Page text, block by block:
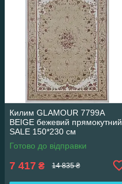
Килим GLAMOUR 7799A
BEIGE бежевий прямокутний
SALE 150*230 см
Готово до відправки
7 417 ₴ 14 835 ₴